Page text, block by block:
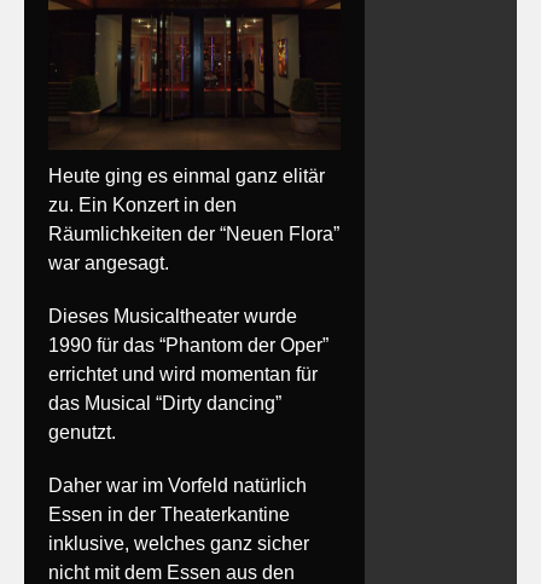
Heute ging es einmal ganz elitär
zu. Ein Konzert in den
Räumlichkeiten der “Neuen Flora”
war angesagt.
Dieses Musicaltheater wurde
1990 für das “Phantom der Oper”
errichtet und wird momentan für
das Musical “Dirty dancing”
genutzt.
Daher war im Vorfeld natürlich
Essen in der Theaterkantine
inklusive, welches ganz sicher
nicht mit dem Essen aus den